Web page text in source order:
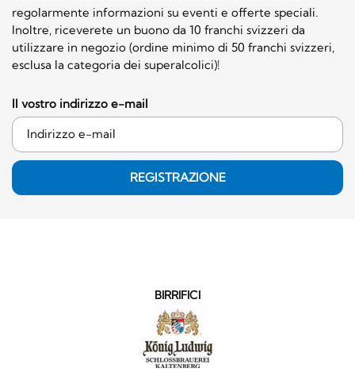
regolarmente informazioni su eventi e offerte speciali.
Inoltre, riceverete un buono da 10 franchi svizzeri da
utilizzare in negozio (ordine minimo di 50 franchi svizzeri,
esclusa la categoria dei superalcolici)!
Il vostro indirizzo e-mail
REGISTRAZIONE
BIRRIFICI